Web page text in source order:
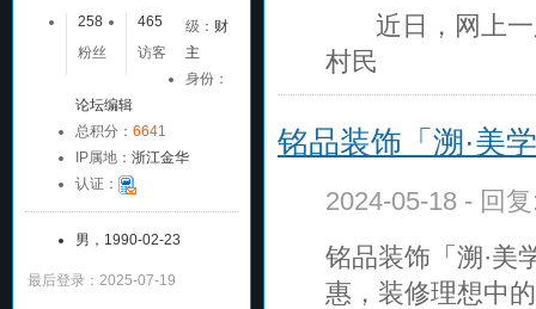
258
粉丝
465
访客
级： 财
主
身份：
论坛编辑
总积分： 6641
IP属地： 浙江金华
认证：
男，1990-02-23
最后登录：2025-07-19
近日，网上一
村民
铭品装饰「溯·美
2024-05-18 - 回
铭品装饰「溯·美
惠，装修理想中